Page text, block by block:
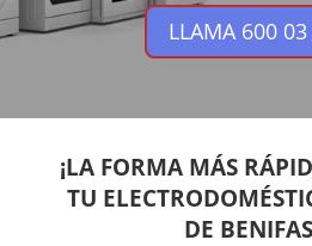
LLAMA 600
¡LA FORMA MÁS
TU
DE